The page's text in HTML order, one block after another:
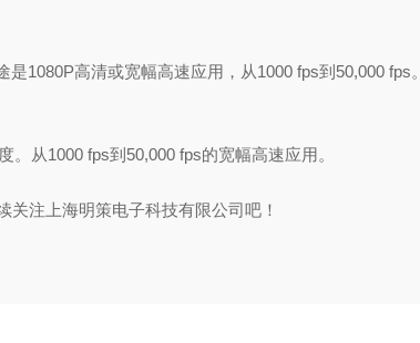
1080P高清或宽幅高速应用，从1000 fps到50,000 fps。
从1000 fps到50,000 fps的宽幅高速应用。
注上海明策电子科技有限公司吧！